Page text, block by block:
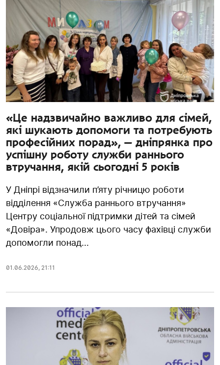
«Це надзвичайно важливо для сімей,
які шукають допомоги та потребують
професійних порад», — дніпрянка про
успішну роботу служби раннього
втручання, якій сьогодні 5 років
У Дніпрі відзначили п’яту річницю роботи
відділення «Служба раннього втручання»
Центру соціальної підтримки дітей та сімей
«Довіра». Упродовж цього часу фахівці служби
допомогли понад...
01.06.2026, 21:11